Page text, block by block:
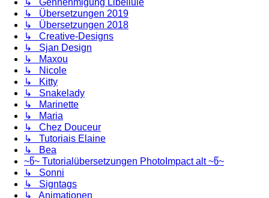
↳ Übersetzungen 2019
↳ Übersetzungen 2018
↳ Creative-Designs
↳ Sjan Design
↳ Maxou
↳ Nicole
↳ Kitty
↳ Snakelady
↳ Marinette
↳ Maria
↳ Chez Douceur
↳ Tutoriais Elaine
↳ Bea
~წ~ Tutorialübersetzungen PhotoImpact alt ~წ~
↳ Sonni
↳ Signtags
↳ Animationen